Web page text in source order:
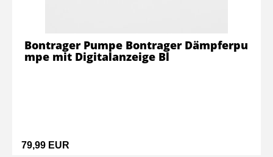
79,99 EUR
Bontrager Pumpe Bontrager Dämpferpu
mpe mit Digitalanzeige Bl